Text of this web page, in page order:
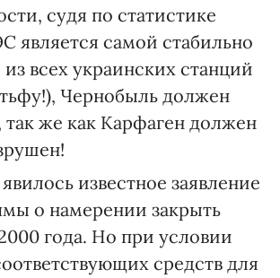
судя по статистике
является самой стабильно
всех украинских станций
Чернобыль должен
так же как Карфаген должен
известное заявление
о намерении закрыть
года. Но при условии
средств для